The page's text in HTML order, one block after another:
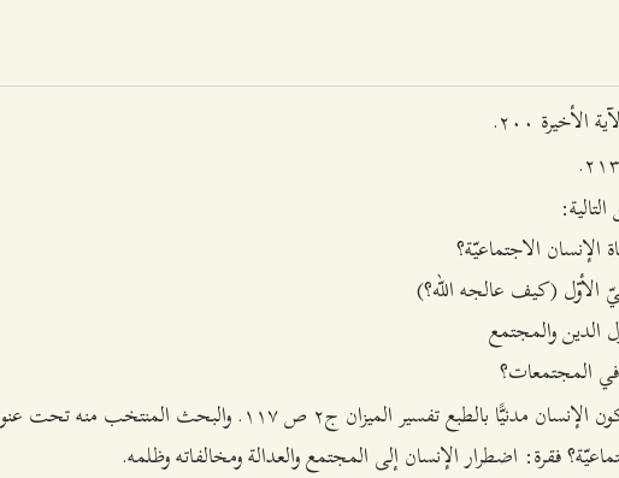
٢۰۰.
الإنسان الاجتماعيّة؟
الأوّل (كيف عالجه الله؟)
والمجتمع
المجتمعات؟
الإنسان مدنيًّا بالطبعتفسير الميزان ج٢ ص ۱۱۷. والبحث المنتخب منه تحت
فقرة: اضطرار الإنسان إلى المجتمع والعدالة ومخالفاته وظلمه.